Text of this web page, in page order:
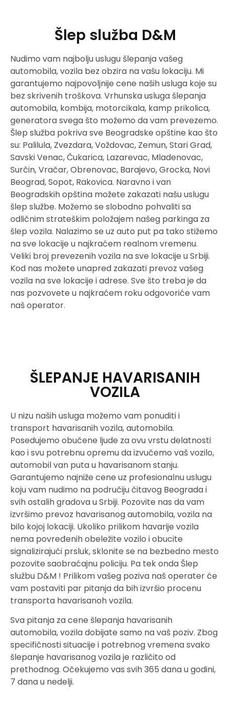
Šlep služba D&M
Nudimo vam najbolju uslugu šlepanja vašeg
automobila, vozila bez obzira na vašu lokaciju. Mi
garantujemo najpovoljnije cene naših usluga koje su
bez skrivenih troškova. Vrhunska usluga šlepanja
automobila, kombija, motorcikala, kamp prikolica,
generatora svega što možemo da vam prevezemo.
Šlep služba pokriva sve Beogradske opštine kao što
su: Palilula, Zvezdara, Voždovac, Zemun, Stari Grad,
Savski Venac, Čukarica, Lazarevac, Mladenovac,
Surčin, Vračar, Obrenovac, Barajevo, Grocka, Novi
Beograd, Sopot, Rakovica. Naravno i van
Beogradskih opština možete zakazati našu uslugu
šlep službe. Možemo se slobodno pohvaliti sa
odličnim strateškim položajem našeg parkinga za
šlep vozila. Nalazimo se uz auto put pa tako stižemo
na sve lokacije u najkraćem realnom vremenu.
Veliki broj prevezenih vozila na sve lokacije u Srbiji.
Kod nas možete unapred zakazati prevoz vašeg
vozila na sve lokacije i adrese. Sve što treba je da
nas pozvovete u najkraćem roku odgovoriće vam
naš operator.
ŠLEPANJE HAVARISANIH
VOZILA
U nizu naših usluga možemo vam ponuditi i
transport havarisanih vozila, automobila.
Posedujemo obučene ljude za ovu vrstu delatnosti
kao i svu potrebnu opremu da izvučemo vaš vozilo,
automobil van puta u havarisanom stanju.
Garantujemo najniže cene uz profesionalnu uslugu
koju vam nudimo na područiju čitavog Beograda i
svih ostalih gradova u Srbiji. Pozovite nas da vam
izvršimo prevoz havarisanog automobila, vozila na
bilo kojoj lokaciji. Ukoliko prilikom havarije vozila
nema povređenih obeležite vozilo i obucite
signalizirajući prsluk, sklonite se na bezbedno mesto
pozovite saobraćajnu policiju. Pa tek onda Šlep
službu D&M ! Prilikom vašeg poziva naš operater će
vam postaviti par pitanja da bih izvršio procenu
transporta havarisanoh vozila.
Sva pitanja za cene šlepanja havarisanih
automobila, vozila dobijate samo na vaš poziv. Zbog
specifičnosti situacije i potrebnog vremena svako
šlepanje havarisanog vozila je različito od
prethodnog. Očekujemo vas svih 365 dana u godini,
7 dana u nedelji.